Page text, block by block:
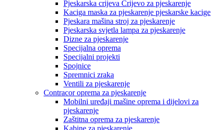
Pjeskarska crijeva Crijevo za pjeskarenje
Kaciga maska za pjeskarenje pjeskarske kacige
Pjeskara mašina stroj za pjeskarenje
Pjeskarska svjetla lampa za pjeskarenje
Dizne za pjeskarenje
Specijalna oprema
Specijalni projekti
Spojnice
Spremnici zraka
Ventili za pjeskarenje
Contracor oprema za pjeskarenje
Mobilni uređaji mašine oprema i dijelovi za
pjeskarenje
Zaštitna oprema za pjeskarenje
Kabine za pjeskarenje